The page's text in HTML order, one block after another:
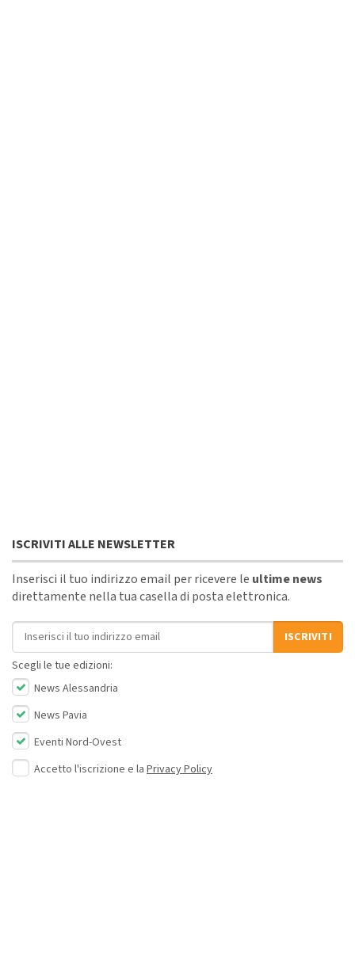
ISCRIVITI ALLE NEWSLETTER
Inserisci il tuo indirizzo email per ricevere le ultime news
direttamente nella tua casella di posta elettronica.
Indirizzo email
ISCRIVITI
Scegli le tue edizioni:
News Alessandria
News Pavia
Eventi Nord-Ovest
Accetto l'iscrizione e la Privacy Policy